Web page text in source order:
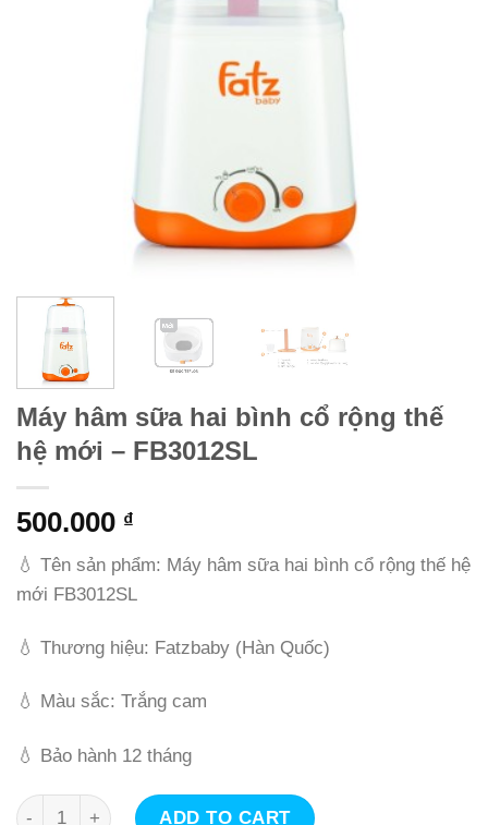
Máy hâm sữa hai bình cổ rộng thế
hệ mới – FB3012SL
500.000 ₫
💧 Tên sản phẩm: Máy hâm sữa hai bình cổ rộng thế hệ
mới FB3012SL
💧 Thương hiệu: Fatzbaby (Hàn Quốc)
💧 Màu sắc: Trắng cam
💧 Bảo hành 12 tháng
Máy hâm sữa hai bình cổ rộng thế hệ mới - FB3012SL
ADD TO CART